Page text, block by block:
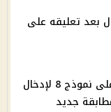
بعد تعليقه على
تسهيلات جديدة للحاصلين على نموذج 8 لإدخال
جديد